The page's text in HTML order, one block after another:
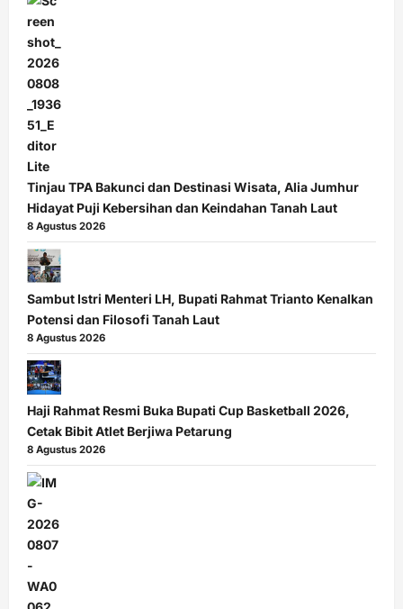
Tinjau TPA Bakunci dan Destinasi Wisata, Alia Jumhur
Hidayat Puji Kebersihan dan Keindahan Tanah Laut
8 Agustus 2026
Sambut Istri Menteri LH, Bupati Rahmat Trianto Kenalkan
Potensi dan Filosofi Tanah Laut
8 Agustus 2026
Haji Rahmat Resmi Buka Bupati Cup Basketball 2026,
Cetak Bibit Atlet Berjiwa Petarung
8 Agustus 2026